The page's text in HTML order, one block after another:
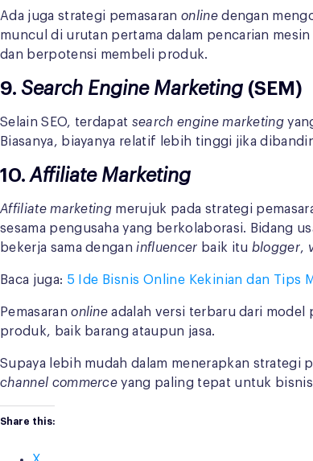
Ada juga strategi pemasaran onlinedengan
muncul di urutan pertama dalam pencarian
dan berpotensi membeli produk.
9. Search Engine Marketing (SEM)
Selain SEO, terdapat search engine marketing
Biasanya, biayanya relatif lebih tinggi jika
10. Affiliate Marketing
Affiliate marketing merujuk pada strategi
sesama pengusaha yang berkolaborasi. Bidang
bekerja sama dengan influencer baik itu blogger,
Baca juga: 5 Ide Bisnis Online Kekinian dan Tips
Pemasaranonlineadalah versi terbaru dari model
produk, baik barang ataupun jasa.
Supaya lebih mudah dalam menerapkan strategi
channel commerceyang paling tepat untuk
Share this: